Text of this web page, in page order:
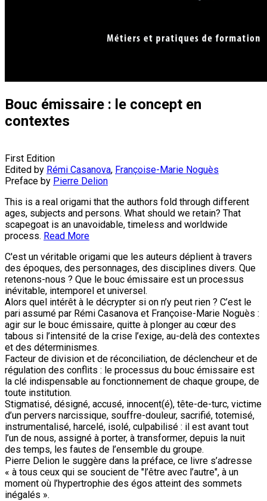
Bouc émissaire : le concept en
contextes
First Edition
Edited by Rémi Casanova, Françoise-Marie Noguès
Preface by Pierre Delion
This is a real origami that the authors fold through different
ages, subjects and persons. What should we retain? That
scapegoat is an unavoidable, timeless and worldwide
process. Read More
C'est un véritable origami que les auteurs déplient à travers
des époques, des personnages, des disciplines divers. Que
retenons-nous ? Que le bouc émissaire est un processus
inévitable, intemporel et universel.
Alors quel intérêt à le décrypter si on n’y peut rien ? C’est le
pari assumé par Rémi Casanova et Françoise-Marie Noguès :
agir sur le bouc émissaire, quitte à plonger au cœur des
tabous si l’intensité de la crise l’exige, au-delà des contextes
et des déterminismes.
Facteur de division et de réconciliation, de déclencheur et de
régulation des conflits : le processus du bouc émissaire est
la clé indispensable au fonctionnement de chaque groupe, de
toute institution.
Stigmatisé, désigné, accusé, innocent(é), tête-de-turc, victime
d’un pervers narcissique, souffre-douleur, sacrifié, totemisé,
instrumentalisé, harcelé, isolé, culpabilisé : il est avant tout
l’un de nous, assigné à porter, à transformer, depuis la nuit
des temps, les fautes de l’ensemble du groupe.
Pierre Delion le suggère dans la préface, ce livre s’adresse
« à tous ceux qui se soucient de "l’être avec l’autre", à un
moment où l’hypertrophie des égos atteint des sommets
inégalés ».